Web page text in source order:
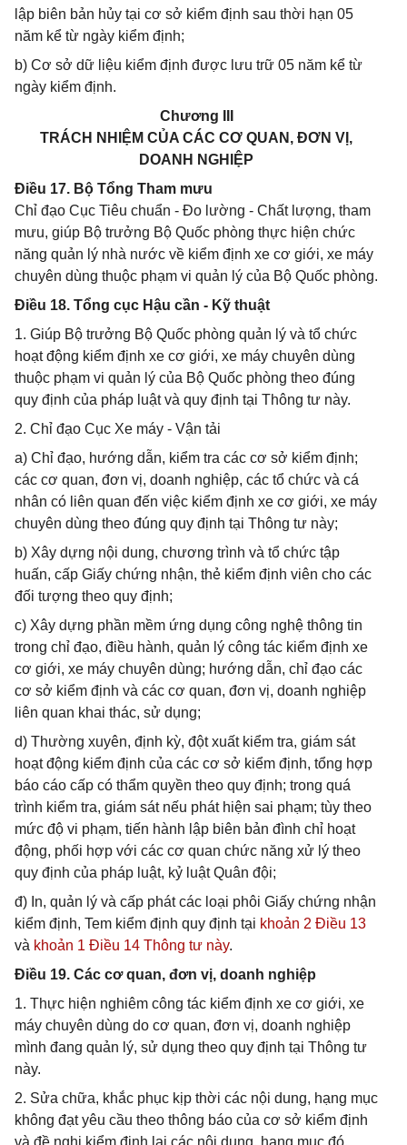
lập biên bản hủy tại cơ sở kiểm định sau thời hạn 05
năm kể từ ngày kiểm định;
b) Cơ sở dữ liệu kiểm định được lưu trữ 05 năm kể từ
ngày kiểm định.
Chương III
TRÁCH NHIỆM CỦA CÁC CƠ QUAN, ĐƠN VỊ,
DOANH NGHIỆP
Điều 17. Bộ Tổng Tham mưu
Chỉ đạo Cục Tiêu chuẩn - Đo lường - Chất lượng, tham
mưu, giúp Bộ trưởng Bộ Quốc phòng thực hiện chức
năng quản lý nhà nước về kiểm định xe cơ giới, xe máy
chuyên dùng thuộc phạm vi quản lý của Bộ Quốc phòng.
Điều 18. Tổng cục Hậu cần - Kỹ thuật
1. Giúp Bộ trưởng Bộ Quốc phòng quản lý và tổ chức
hoạt động kiểm định xe cơ giới, xe máy chuyên dùng
thuộc phạm vi quản lý của Bộ Quốc phòng theo đúng
quy định của pháp luật và quy định tại Thông tư này.
2. Chỉ đạo Cục Xe máy - Vận tải
a) Chỉ đạo, hướng dẫn, kiểm tra các cơ sở kiểm định;
các cơ quan, đơn vị, doanh nghiệp, các tổ chức và cá
nhân có liên quan đến việc kiểm định xe cơ giới, xe máy
chuyên dùng theo đúng quy định tại Thông tư này;
b) Xây dựng nội dung, chương trình và tổ chức tập
huấn, cấp Giấy chứng nhận, thẻ kiểm định viên cho các
đối tượng theo quy định;
c) Xây dựng phần mềm ứng dụng công nghệ thông tin
trong chỉ đạo, điều hành, quản lý công tác kiểm định xe
cơ giới, xe máy chuyên dùng; hướng dẫn, chỉ đạo các
cơ sở kiểm định và các cơ quan, đơn vị, doanh nghiệp
liên quan khai thác, sử dụng;
d) Thường xuyên, định kỳ, đột xuất kiểm tra, giám sát
hoạt động kiểm định của các cơ sở kiểm định, tổng hợp
báo cáo cấp có thẩm quyền theo quy định; trong quá
trình kiểm tra, giám sát nếu phát hiện sai phạm; tùy theo
mức độ vi phạm, tiến hành lập biên bản đình chỉ hoạt
động, phối hợp với các cơ quan chức năng xử lý theo
quy định của pháp luật, kỷ luật Quân đội;
đ) In, quản lý và cấp phát các loại phôi Giấy chứng nhận
kiểm định, Tem kiểm định quy định tại khoản 2 Điều 13
và khoản 1 Điều 14 Thông tư này.
Điều 19. Các cơ quan, đơn vị, doanh nghiệp
1. Thực hiện nghiêm công tác kiểm định xe cơ giới, xe
máy chuyên dùng do cơ quan, đơn vị, doanh nghiệp
mình đang quản lý, sử dụng theo quy định tại Thông tư
này.
2. Sửa chữa, khắc phục kịp thời các nội dung, hạng mục
không đạt yêu cầu theo thông báo của cơ sở kiểm định
và đề nghị kiểm định lại các nội dung, hạng mục đó.